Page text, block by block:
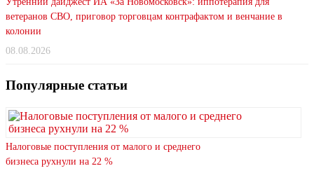
ветеранов СВО, приговор торговцам контрафактом и венчание в
колонии
08.08.2026
Популярные статьи
Налоговые поступления от малого и среднего
бизнеса рухнули на 22 %